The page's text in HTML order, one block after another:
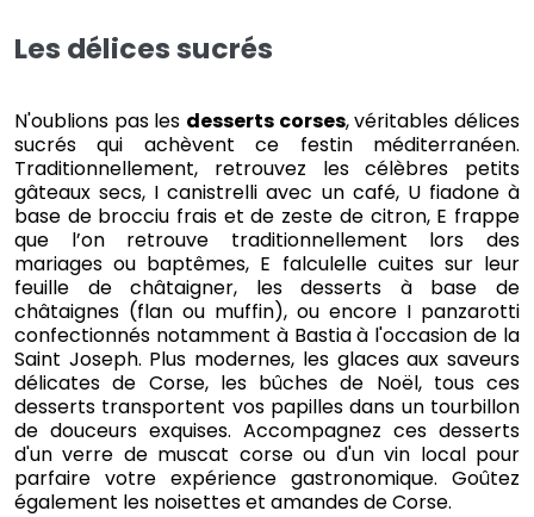
Les délices sucrés
N'oublions pas les desserts corses, véritables délices
sucrés qui achèvent ce festin méditerranéen.
Traditionnellement, retrouvez les célèbres petits
gâteaux secs, I canistrelli avec un café, U fiadone à
base de brocciu frais et de zeste de citron, E frappe
que l’on retrouve traditionnellement lors des
mariages ou baptêmes, E falculelle cuites sur leur
feuille de châtaigner, les desserts à base de
châtaignes (flan ou muffin), ou encore I panzarotti
confectionnés notamment à Bastia à l'occasion de la
Saint Joseph. Plus modernes, les glaces aux saveurs
délicates de Corse, les bûches de Noël, tous ces
desserts transportent vos papilles dans un tourbillon
de douceurs exquises. Accompagnez ces desserts
d'un verre de muscat corse ou d'un vin local pour
parfaire votre expérience gastronomique. Goûtez
également les noisettes et amandes de Corse.